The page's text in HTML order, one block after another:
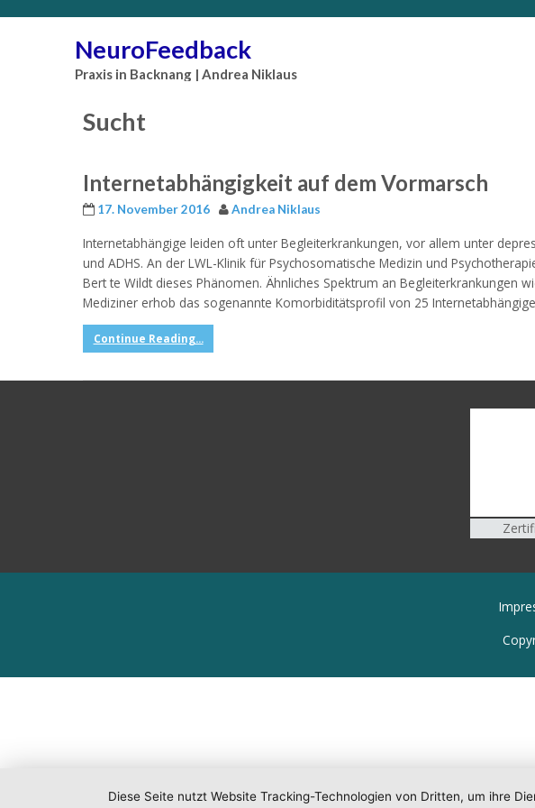
NeuroFeedback
Praxis in Backnang | Andrea Niklaus
Sucht
Internetabhängigkeit auf dem Vormarsch
17. November 2016 Andrea Niklaus
Internetabhängige leiden oft unter Begleiterkrankungen, vor allem unter
und ADHS. An der LWL-Klinik für Psychosomatische Medizin und
Bert te Wildt dieses Phänomen. Ähnliches Spektrum an Begleiterkrankungen
Mediziner erhob das sogenannte Komorbiditätsprofil von 25
Continue Reading...
Diese Seite nutzt Website Tracking-Technologien von Dritten, um ihre